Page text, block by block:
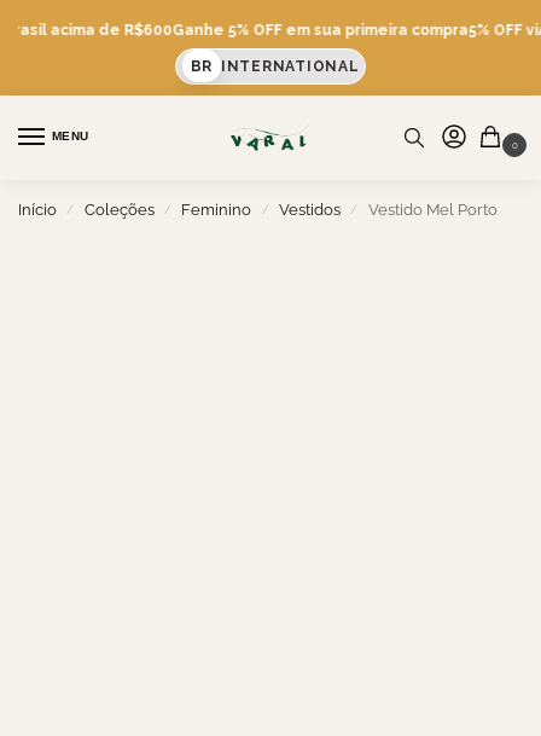
acima de R$600Ganhe 5% OFF em sua primeira compra5% OFF
BR INTERNATIONAL
MENU
0
Início / Coleções / Feminino / Vestidos / Vestido Mel Porto